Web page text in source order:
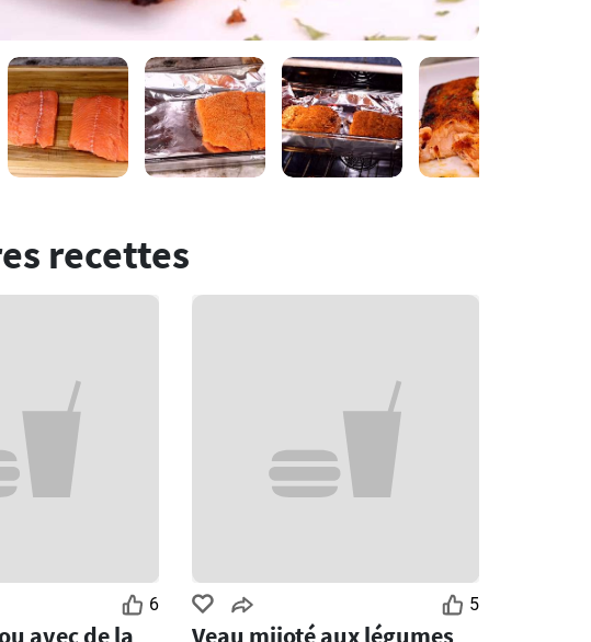
recettes
6
avec de la
5
Veau mijoté aux légumes